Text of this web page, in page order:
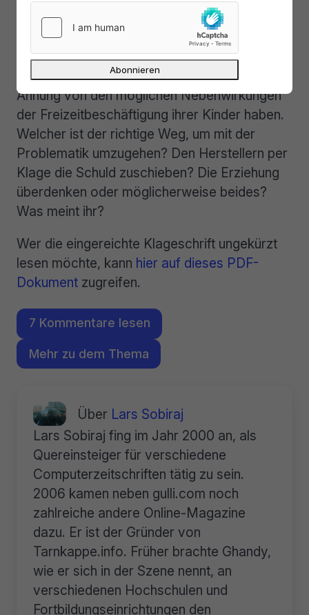
Natürlich sind viele Eltern mit der heutigen
Technologie schlichtweg überfordert, weil sie
damit selbst nicht groß geworden sind. So
manche Mütter und Väter dürften keine
Ahnung von den möglichen Nebenwirkungen
der Freizeitbeschäftigung ihrer Kinder haben.
Welcher ist der richtige Weg, um mit der
Problematik umzugehen? Den Herstellern per
Klage die Schuld zuschieben? Die Erziehung
überdenken oder möglicherweise beides?
Was meint ihr?
Wer die eingereichte Klageschrift ungekürzt
lesen möchte, kann hier auf dieses PDF-
Dokument zugreifen.
7 Kommentare lesen
Mehr zu dem Thema
Über Lars Sobiraj
Lars Sobiraj fing im Jahr 2000 an, als
Quereinsteiger für verschiedene
Computerzeitschriften tätig zu sein.
2006 kamen neben gulli.com noch
zahlreiche andere Online-Magazine
dazu. Er ist der Gründer von
Tarnkappe.info. Früher brachte Ghandy,
wie er sich in der Szene nennt, an
verschiedenen Hochschulen und
Fortbildungseinrichtungen den